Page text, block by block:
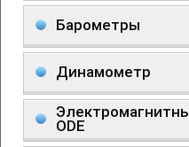
Барометры
Динамометр
ODE